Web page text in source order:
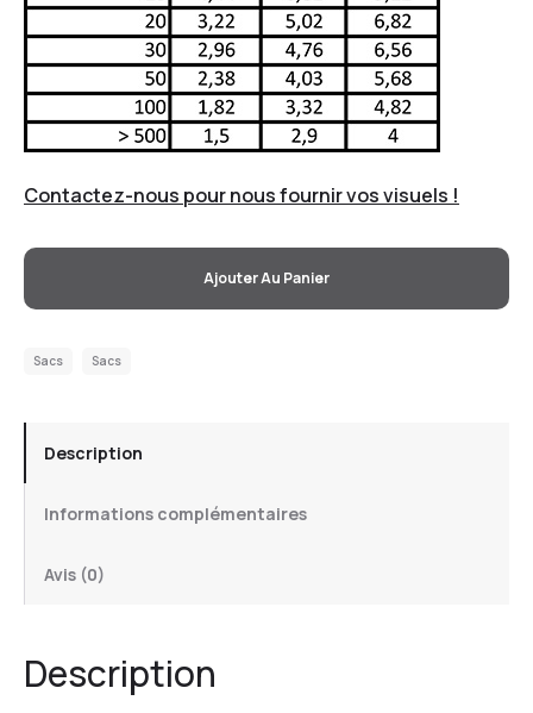
Contactez-nous pour nous fournir vos visuels !
Ajouter Au Panier
Sacs Sacs
Description
Informations complémentaires
Avis (0)
Description